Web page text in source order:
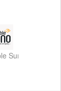
Podcasts
Suno